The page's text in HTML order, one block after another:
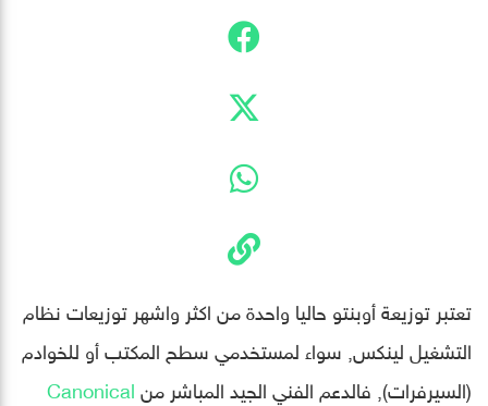
تعتبر توزيعة أوبنتو حاليا واحدة من اكثر واشهر توزيعات نظام
التشغيل لينكس, سواء لمستخدمي سطح المكتب أو للخوادم
(السيرفرات), فالدعم الفني الجيد المباشر منCanonical